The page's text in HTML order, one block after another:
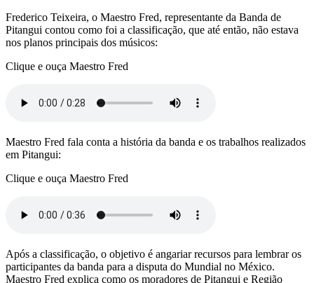
Frederico Teixeira, o Maestro Fred, representante da Banda de
Pitangui contou como foi a classificação, que até então, não estava
nos planos principais dos músicos:
Clique e ouça Maestro Fred
Maestro Fred fala conta a história da banda e os trabalhos realizados
em Pitangui:
Clique e ouça Maestro Fred
Após a classificação, o objetivo é angariar recursos para lembrar os
participantes da banda para a disputa do Mundial no México.
Maestro Fred explica como os moradores de Pitangui e Região